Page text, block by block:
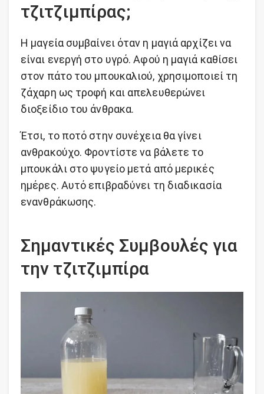
τζιτζιμπίρας;
Η μαγεία συμβαίνει όταν η μαγιά αρχίζει να
είναι ενεργή στο υγρό. Αφού η μαγιά καθίσει
στον πάτο του μπουκαλιού, χρησιμοποιεί τη
ζάχαρη ως τροφή και απελευθερώνει
διοξείδιο του άνθρακα.
Έτσι, το ποτό στην συνέχεια θα γίνει
ανθρακούχο. Φροντίστε να βάλετε το
μπουκάλι στο ψυγείο μετά από μερικές
ημέρες. Αυτό επιβραδύνει τη διαδικασία
ενανθράκωσης.
Σημαντικές Συμβουλές για
την τζιτζιμπίρα